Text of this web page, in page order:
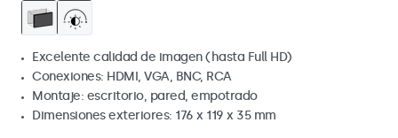
Excelente calidad de imagen (hasta Full HD)
Conexiones: HDMI, VGA, BNC, RCA
Montaje: escritorio, pared, empotrado
Dimensiones exteriores: 176 x 119 x 35 mm